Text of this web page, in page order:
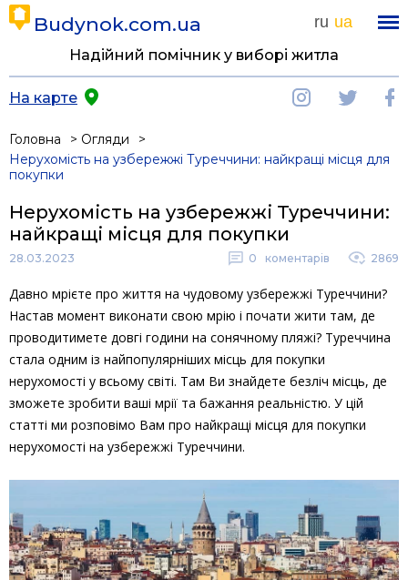
Budynok.com.ua ru ua
Надійний помічник у виборі житла
На карте
Головна
Огляди
Нерухомість на узбережжі Туреччини: найкращі місця для
покупки
Нерухомість на узбережжі Туреччини:
найкращі місця для покупки
28.03.2023 0 коментарів 2869
Давно мрієте про життя на чудовому узбережжі Туреччини?
Настав момент виконати свою мрію і почати жити там, де
проводитимете довгі години на сонячному пляжі? Туреччина
стала одним із найпопулярніших місць для покупки
нерухомості у всьому світі. Там Ви знайдете безліч місць, де
зможете зробити ваші мрії та бажання реальністю. У цій
статті ми розповімо Вам про найкращі місця для покупки
нерухомості на узбережжі Туреччини.